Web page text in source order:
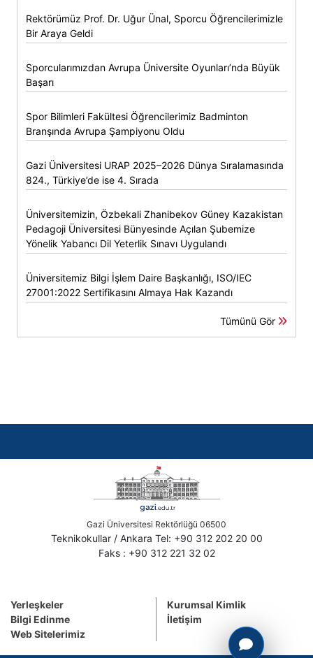
Rektörümüz Prof. Dr. Uğur Ünal, Sporcu Öğrencilerimizle
Bir Araya Geldi
Sporcularımızdan Avrupa Üniversite Oyunları’nda Büyük
Başarı
Spor Bilimleri Fakültesi Öğrencilerimiz Badminton
Branşında Avrupa Şampiyonu Oldu
Gazi Üniversitesi URAP 2025–2026 Dünya Sıralamasında
824., Türkiye’de ise 4. Sırada
Üniversitemizin, Özbekali Zhanibekov Güney Kazakistan
Pedagoji Üniversitesi Bünyesinde Açılan Şubemize
Yönelik Yabancı Dil Yeterlik Sınavı Uygulandı
Üniversitemiz Bilgi İşlem Daire Başkanlığı, ISO/IEC
27001:2022 Sertifikasını Almaya Hak Kazandı
Tümünü Gör
Gazi Üniversitesi Rektörlüğü 06500
Teknikokullar / Ankara Tel: +90 312 202 20 00
Faks : +90 312 221 32 02
Yerleşkeler
Bilgi Edinme
Web Sitelerimiz
Kurumsal Kimlik
İletişim